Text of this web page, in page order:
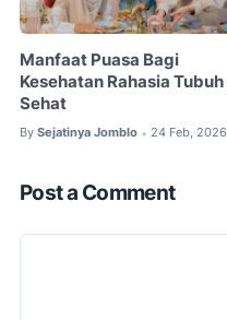
Manfaat Puasa Bagi
Kesehatan Rahasia Tubuh
Sehat
By Sejatinya Jomblo • 24 Feb, 2026
Post a Comment